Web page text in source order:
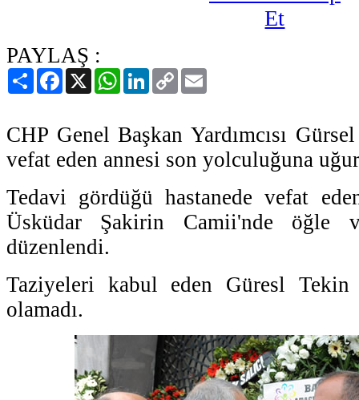
PAYLAŞ :
PaylaşFacebook
X WhatsAppLinkedIn
Copy
Link
CHP Genel Başkan Yardımcısı
vefat eden annesi son yolculuğuna
Tedavi gördüğü hastanede vefat
Üsküdar Şakirin Camii'nde öğle
düzenlendi.
Taziyeleri kabul eden Güresl Tekin
olamadı.